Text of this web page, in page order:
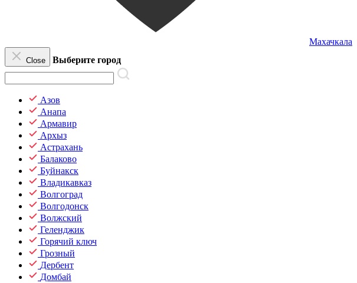
Махачкала
Close Выберите город
Азов
Анапа
Армавир
Архыз
Астрахань
Балаково
Буйнакск
Владикавказ
Волгоград
Волгодонск
Волжский
Геленджик
Горячий ключ
Грозный
Дербент
Домбай